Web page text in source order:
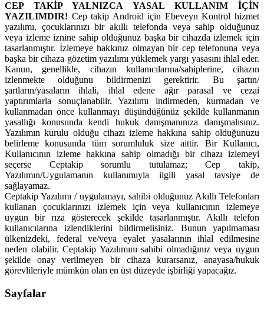
CEP TAKİP YALNIZCA YASAL KULLANIM İÇİN
YAZILIMDIR! Cep takip Android için Ebeveyn Kontrol hizmet
yazılımı, çocuklarınızı bir akıllı telefonda veya sahip olduğunuz
veya izleme iznine sahip olduğunuz başka bir cihazda izlemek için
tasarlanmıştır. İzlemeye hakkınız olmayan bir cep telefonuna veya
başka bir cihaza gözetim yazılımı yüklemek yargı yasasını ihlal eder.
Kanun, genellikle, cihazın kullanıcılarına/sahiplerine, cihazın
izlenmekte olduğunu bildirmenizi gerektirir. Bu şartın/
şartların/yasaların ihlali, ihlal edene ağır parasal ve cezai
yaptırımlarla sonuçlanabilir. Yazılımı indirmeden, kurmadan ve
kullanmadan önce kullanmayı düşündüğünüz şekilde kullanmanın
yasallığı konusunda kendi hukuk danışmanınıza danışmalısınız.
Yazılımın kurulu olduğu cihazı izleme hakkına sahip olduğunuzu
belirleme konusunda tüm sorumluluk size aittir. Bir Kullanıcı,
Kullanıcının izleme hakkına sahip olmadığı bir cihazı izlemeyi
seçerse Ceptakip sorumlu tutulamaz; Cep takip,
Yazılımın/Uygulamanın kullanımıyla ilgili yasal tavsiye de
sağlayamaz.
Ceptakip Yazılımı / uygulamayı, sahibi olduğunuz Akıllı Telefonları
kullanan çocuklarınızı izlemek için veya kullanıcının izlemeye
uygun bir rıza gösterecek şekilde tasarlanmıştır. Akıllı telefon
kullanıcılarına izlendiklerini bildirmelisiniz. Bunun yapılmaması
ülkenizdeki, federal ve/veya eyalet yasalarının ihlal edilmesine
neden olabilir. Ceptakip Yazılımını sahibi olmadığınız veya uygun
şekilde onay verilmeyen bir cihaza kurarsanız, anayasa/hukuk
görevlileriyle mümkün olan en üst düzeyde işbirliği yapacağız.
Sayfalar